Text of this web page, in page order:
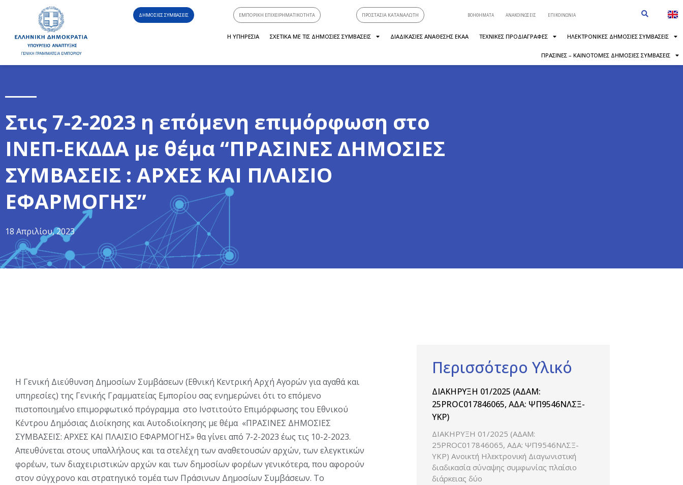
ΔΗΜΟΣΙΕΣ ΣΥΜΒΑΣΕΙΣ ΕΜΠΟΡΙΚΗ ΕΠΙΧΕΙΡΗΜΑΤΙΚΟΤΗΤΑ ΠΡΟΣΤΑΣΙΑ ΚΑΤΑΝΑΛΩΤΗ ΒΟΗΘΗΜΑΤΑ ΑΝΑΚΟΙΝΩΣΕΙΣ ΕΠΙΚΟΙΝΩΝΙΑ
Η ΥΠΗΡΕΣΙΑ ΣΧΕΤΙΚΑ ΜΕ ΤΙΣ ΔΗΜΟΣΙΕΣ ΣΥΜΒΑΣΕΙΣ ΔΙΑΔΙΚΑΣΙΕΣ ΑΝΑΘΕΣΗΣ ΕΚΑΑ ΤΕΧΝΙΚΕΣ ΠΡΟΔΙΑΓΡΑΦΕΣ ΗΛΕΚΤΡΟΝΙΚΕΣ ΔΗΜΟΣΙΕΣ ΣΥΜΒΑΣΕΙΣ
ΠΡΑΣΙΝΕΣ – ΚΑΙΝΟΤΟΜΕΣ ΔΗΜΟΣΙΕΣ ΣΥΜΒΑΣΕΙΣ
Στις 7-2-2023 η επόμενη επιμόρφωση στο
ΙΝΕΠ-ΕΚΔΔΑ με θέμα “ΠΡΑΣΙΝΕΣ ΔΗΜΟΣΙΕΣ
ΣΥΜΒΑΣΕΙΣ : ΑΡΧΕΣ ΚΑΙ ΠΛΑΙΣΙΟ
ΕΦΑΡΜΟΓΗΣ”
18 Απριλίου, 2023
H Γενική Διεύθυνση Δημοσίων Συμβάσεων (Εθνική Κεντρική Αρχή Αγορών για αγαθά και
υπηρεσίες) της Γενικής Γραμματείας Εμπορίου σας ενημερώνει ότι το επόμενο
πιστοποιημένο επιμορφωτικό πρόγραμμα στο Ινστιτούτο Επιμόρφωσης του Εθνικού
Κέντρου Δημόσιας Διοίκησης και Αυτοδιοίκησης με θέμα «ΠΡΑΣΙΝΕΣ ΔΗΜΟΣΙΕΣ
ΣΥΜΒΑΣΕΙΣ: ΑΡΧΕΣ ΚΑΙ ΠΛΑΙΣΙΟ ΕΦΑΡΜΟΓΗΣ» θα γίνει από 7-2-2023 έως τις 10-2-2023.
Απευθύνεται στους υπαλλήλους και τα στελέχη των αναθετουσών αρχών, των ελεγκτικών
φορέων, των διαχειριστικών αρχών και των δημοσίων φορέων γενικότερα, που αφορούν
στον σύγχρονο και στρατηγικό τομέα των Πράσινων Δημοσίων Συμβάσεων. Το
Περισσότερο Υλικό
ΔΙΑΚΗΡΥΞΗ 01/2025 (ΑΔΑΜ:
25PROC017846065, ΑΔΑ: ΨΠ9546ΝΛΣΞ-
ΥΚΡ)
ΔΙΑΚΗΡΥΞΗ 01/2025 (ΑΔΑΜ:
25PROC017846065, ΑΔΑ: ΨΠ9546ΝΛΣΞ-
ΥΚΡ) Ανοικτή Ηλεκτρονική Διαγωνιστική
διαδικασία σύναψης συμφωνίας πλαίσιο
διάρκειας δύο